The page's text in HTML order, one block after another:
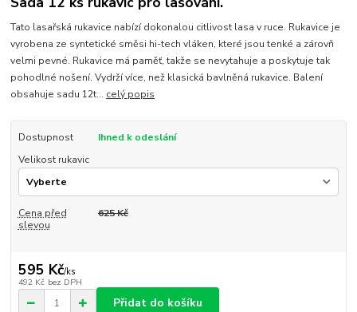
Tato lasařská rukavice nabízí dokonalou citlivost lasa v ruce. Rukavice je
vyrobena ze syntetické směsi hi-tech vláken, které jsou tenké a zárovň
velmi pevné. Rukavice má paměť, takže se nevytahuje a poskytuje tak
pohodlné nošení. Vydrží více, než klasická bavlněná rukavice. Balení
obsahuje sadu 12t... celý popis
Dostupnost
Ihned k odeslání
Velikost rukavic
Cena před
slevou
625 Kč
595 Kč/ks
492 Kč bez DPH
Přidat do košíku